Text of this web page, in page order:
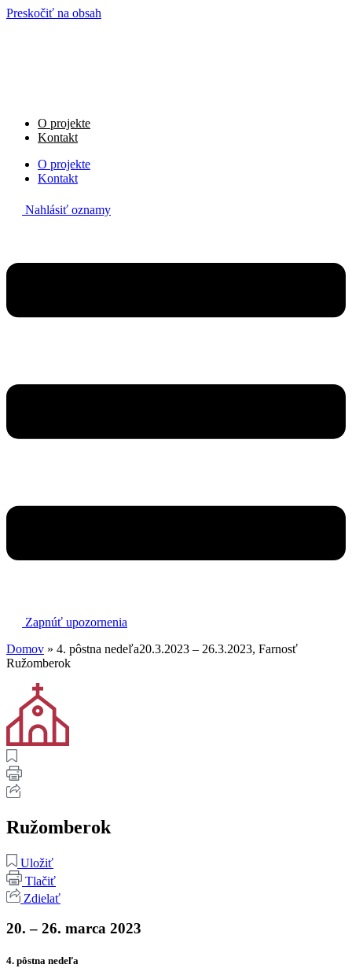
Preskočiť na obsah
O projekte
Kontakt
O projekte
Kontakt
Nahlásiť oznamy
Zapnúť upozornenia
Domov » 4. pôstna nedeľa20.3.2023 – 26.3.2023, Farnosť
Ružomberok
Ružomberok
Uložiť
Tlačiť
Zdielať
20. – 26. marca 2023
4. pôstna nedeľa